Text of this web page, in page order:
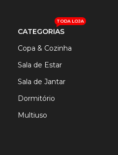
CATEGORIAS
TODA LOJA
Copa & Cozinha
Sala de Estar
Sala de Jantar
Dormitório
Multiuso